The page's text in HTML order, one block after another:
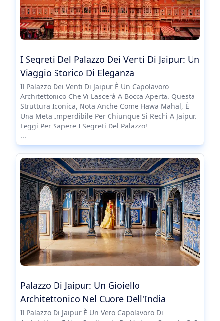
I Segreti Del Palazzo Dei Venti Di Jaipur: Un
Viaggio Storico Di Eleganza
Il Palazzo Dei Venti Di Jaipur È Un Capolavoro
Architettonico Che Vi Lascerà A Bocca Aperta. Questa
Struttura Iconica, Nota Anche Come Hawa Mahal, È
Una Meta Imperdibile Per Chiunque Si Rechi A Jaipur.
Leggi Per Sapere I Segreti Del Palazzo!
...
Palazzo Di Jaipur: Un Gioiello
Architettonico Nel Cuore Dell'India
Il Palazzo Di Jaipur È Un Vero Capolavoro Di